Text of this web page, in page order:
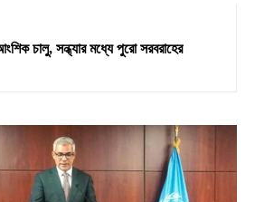
চালু, সন্ধ্যার মধ্যে পুরো সরবরাহের